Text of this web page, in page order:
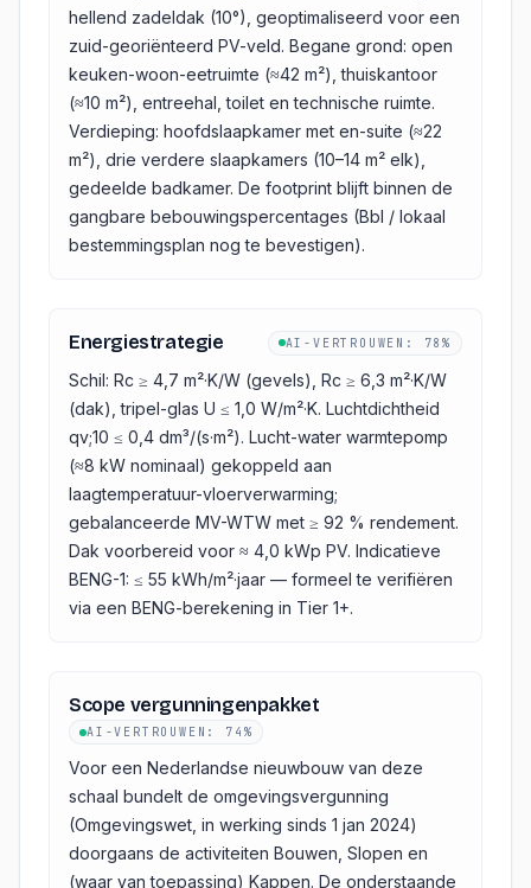
hellend zadeldak (10°), geoptimaliseerd voor een
zuid-georiënteerd PV-veld. Begane grond: open
keuken-woon-eetruimte (≈42 m²), thuiskantoor
(≈10 m²), entreehal, toilet en technische ruimte.
Verdieping: hoofdslaapkamer met en-suite (≈22
m²), drie verdere slaapkamers (10–14 m² elk),
gedeelde badkamer. De footprint blijft binnen de
gangbare bebouwingspercentages (Bbl / lokaal
bestemmingsplan nog te bevestigen).
Energiestrategie AI-VERTROUWEN : 78%
Schil: Rc ≥ 4,7 m²·K/W (gevels), Rc ≥ 6,3 m²·K/W
(dak), tripel-glas U ≤ 1,0 W/m²·K. Luchtdichtheid
qv;10 ≤ 0,4 dm³/(s·m²). Lucht-water warmtepomp
(≈8 kW nominaal) gekoppeld aan
laagtemperatuur-vloerverwarming;
gebalanceerde MV-WTW met ≥ 92 % rendement.
Dak voorbereid voor ≈ 4,0 kWp PV. Indicatieve
BENG-1: ≤ 55 kWh/m²·jaar — formeel te verifiëren
via een BENG-berekening in Tier 1+.
Scope vergunningenpakket
AI-VERTROUWEN : 74%
Voor een Nederlandse nieuwbouw van deze
schaal bundelt de omgevingsvergunning
(Omgevingswet, in werking sinds 1 jan 2024)
doorgaans de activiteiten Bouwen, Slopen en
(waar van toepassing) Kappen. De onderstaande